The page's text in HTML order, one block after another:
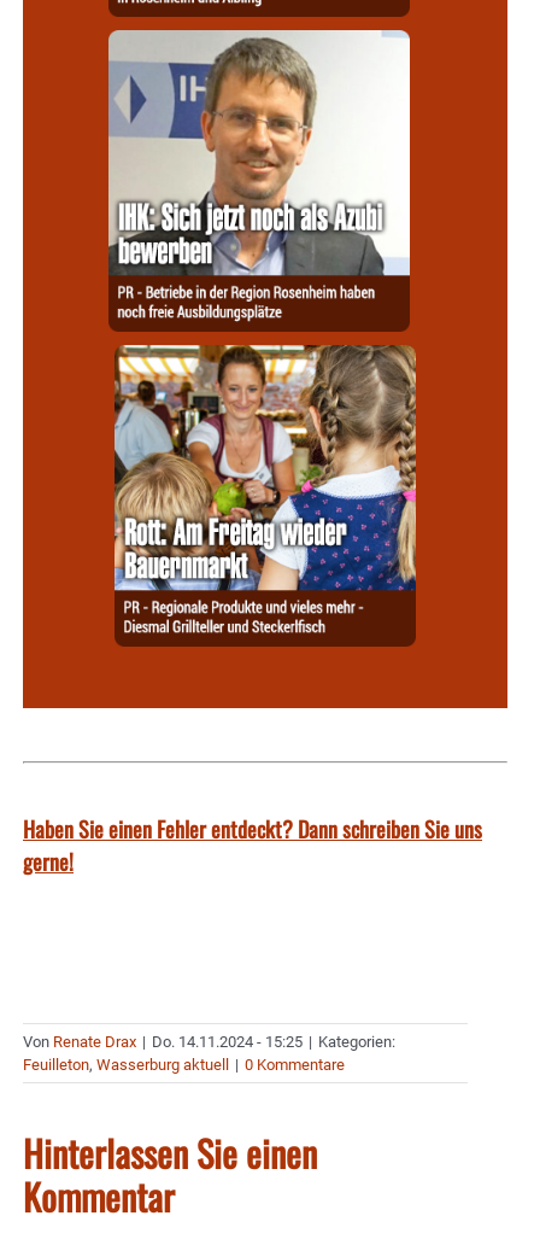
Haben Sie einen Fehler entdeckt? Dann schreiben Sie uns
gerne!
Von Renate Drax | Do. 14.11.2024 - 15:25 | Kategorien:
Feuilleton, Wasserburg aktuell | 0 Kommentare
Hinterlassen Sie einen
Kommentar